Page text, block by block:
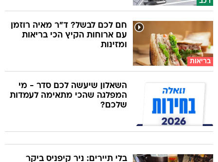
בריאות
חם לכם לבשל? ד"ר מאיה רוזמן
עם ארוחות הקיץ הכי בריאות
ומזינות
השאלון שיעשה לכם סדר - מי
המפלגה שהכי מתאימה לעמדות
שלכם?
בלי תיירים: ניר קיפניס ביקר